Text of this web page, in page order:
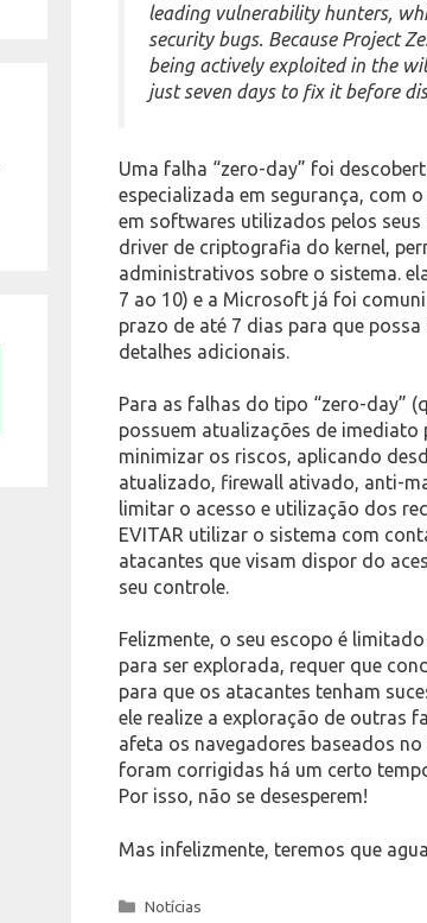
leading vulnerability hunters,
security bugs. Because Project
being actively exploited in the
just seven days to fix it before
Uma falha “zero-day” foi
especializada em segurança, com
em softwares utilizados pelos
driver de criptografia do kernel,
administrativos sobre o sistema.
7 ao 10) e a Microsoft já foi
prazo de até 7 dias para que
detalhes adicionais.
Para as falhas do tipo “zero-day”
possuem atualizações de
minimizar os riscos, aplicando
atualizado, firewall ativado, anti-
limitar o acesso e utilização dos
EVITAR utilizar o sistema com
atacantes que visam dispor do
seu controle.
Felizmente, o seu escopo é
para ser explorada, requer que
para que os atacantes tenham
ele realize a exploração de outras
afeta os navegadores baseados
foram corrigidas há um certo
Por isso, não se desesperem!
Mas infelizmente, teremos que
Categories
Notícias